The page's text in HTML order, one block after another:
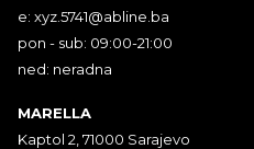
e: xyz.5741@abline.ba
pon - sub: 09:00-21:00
ned: neradna
MARELLA
Kaptol 2, 71000 Sarajevo